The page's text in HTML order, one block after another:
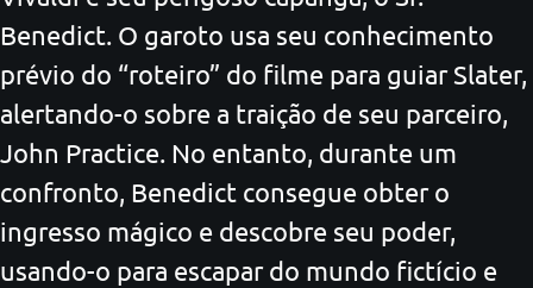
Benedict. O garoto usa seu conhecimento
prévio do “roteiro” do filme para guiar Slater,
alertando-o sobre a traição de seu parceiro,
John Practice. No entanto, durante um
confronto, Benedict consegue obter o
ingresso mágico e descobre seu poder,
usando-o para escapar do mundo fictício e